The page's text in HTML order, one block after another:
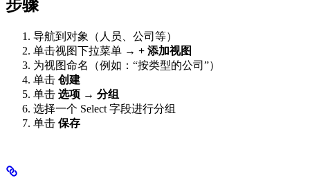
步骤
导航到对象（人员、公司等）
单击视图下拉菜单 → + 添加视图
为视图命名（例如：“按类型的公司”）
单击 创建
单击 选项 → 分组
选择一个 Select 字段进行分组
单击 保存